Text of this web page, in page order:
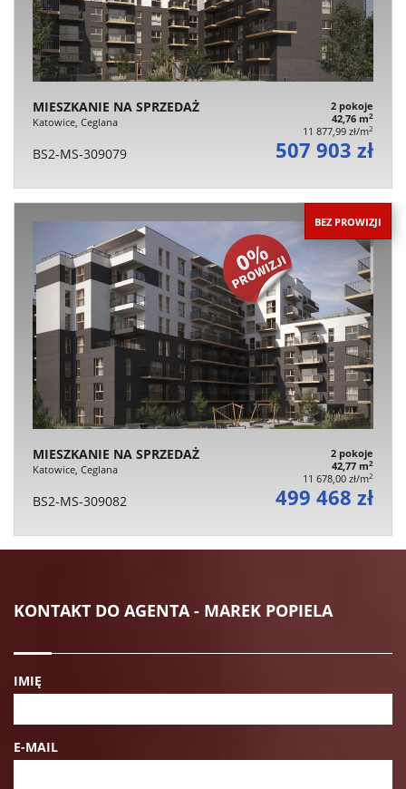
MIESZKANIE NA SPRZEDAŻ
Katowice, Ceglana
2 pokoje
42,76 m2
11 877,99 zł/m2
BS2-MS-309079 507 903 zł
BEZ PROWIZJI
MIESZKANIE NA SPRZEDAŻ
Katowice, Ceglana
2 pokoje
42,77 m2
11 678,00 zł/m2
BS2-MS-309082 499 468 zł
KONTAKT DO AGENTA - MAREK POPIELA
IMIĘ
E-MAIL